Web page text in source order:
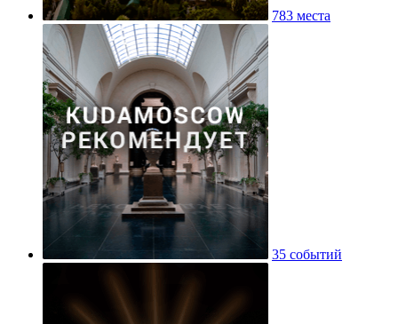
783 места
35 событий